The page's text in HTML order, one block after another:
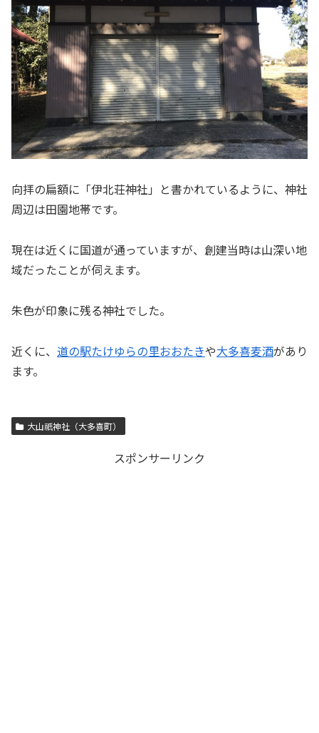
向拝の扁額に「伊北荘神社」と書かれているように、神社
周辺は田園地帯です。
現在は近くに国道が通っていますが、創建当時は山深い地
域だったことが伺えます。
朱色が印象に残る神社でした。
近くに、 道の駅たけゆらの里おおたきや大多喜麦酒があり
ます。
大山祇神社（大多喜町）
スポンサーリンク